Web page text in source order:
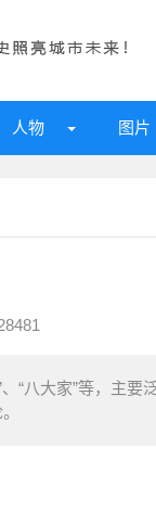
人物 图
“八大家”等，主